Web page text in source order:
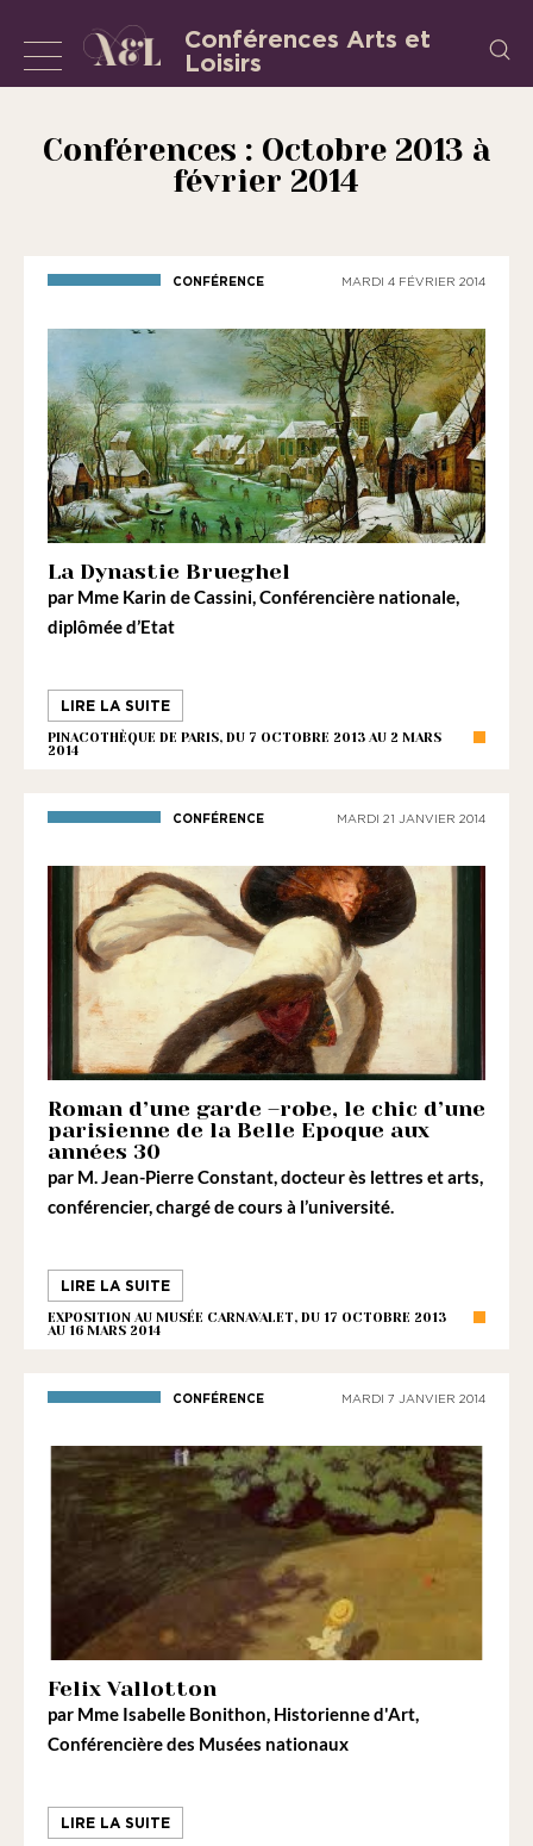
contenu
Conférences Arts et
Loisirs
L’Association
«
Conférences
»
une
association
régie
par
la
loi
de
1901
ayant
une
vocation
Afficher
masquer
Conférences : Octobre 2013 à
février 2014
CONFÉRENCE MARDI 4 FÉVRIER 2014
La Dynastie Brueghel
par Mme Karin de Cassini, Conférencière nationale,
diplômée d’Etat
LIRE LA SUITE
PINACOTHÈQUE DE PARIS, DU 7 OCTOBRE 2013 AU 2 MARS
2014
CONFÉRENCE MARDI 21 JANVIER 2014
Roman d’une garde –robe, le chic d’une
parisienne de la Belle Epoque aux
années 30
par M. Jean-Pierre Constant, docteur ès lettres et arts,
conférencier, chargé de cours à l’université.
LIRE LA SUITE
EXPOSITION AU MUSÉE CARNAVALET, DU 17 OCTOBRE 2013
AU 16 MARS 2014
CONFÉRENCE MARDI 7 JANVIER 2014
Felix Vallotton
par Mme Isabelle Bonithon, Historienne d'Art,
Conférencière des Musées nationaux
LIRE LA SUITE